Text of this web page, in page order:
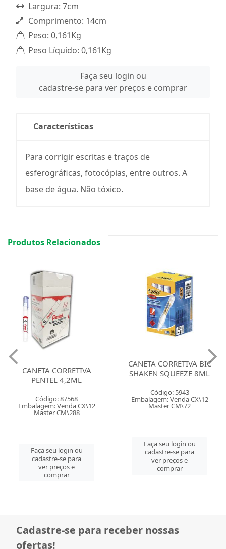
Largura: 7cm
Comprimento: 14cm
Peso: 0,161Kg
Peso Líquido: 0,161Kg
Faça seu login ou
cadastre-se para ver preços e comprar
Características
Para corrigir escritas e traços de
esferográficas, fotocópias, entre outros. A
base de água. Não tóxico.
Produtos Relacionados
CANETA CORRETIVA
PENTEL 4,2ML
Código: 87568
Embalagem: Venda CX\12
Master CM\288
Faça seu login ou
cadastre-se para
ver preços e
comprar
CANETA CORRETIVA BIC
SHAKEN SQUEEZE 8ML
Código: 5943
Embalagem: Venda CX\12
Master CM\72
Faça seu login ou
cadastre-se para
ver preços e
comprar
Cadastre-se para receber nossas
ofertas!